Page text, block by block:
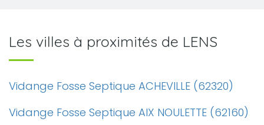
Les villes à proximités de LENS
Vidange Fosse Septique ACHEVILLE (62320)
Vidange Fosse Septique AIX NOULETTE (62160)